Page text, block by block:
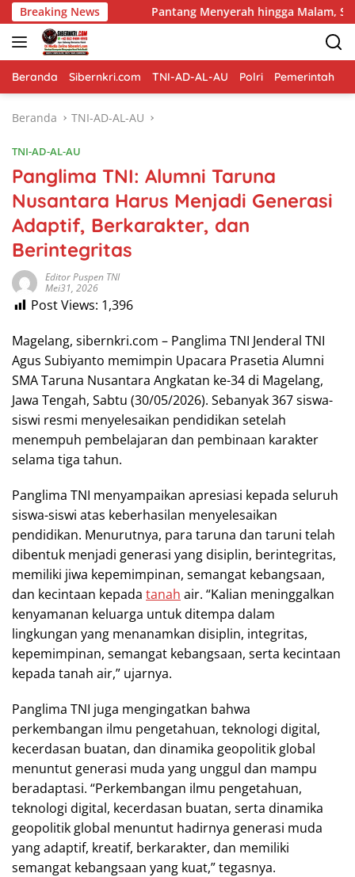
Langsung
ke
konten
Breaking News
Pantang Menyerah hingga Malam, Satgas TMMD Ke-
Beranda Sibernkri.com TNI-AD-AL-AU Polri Pemerintah
Beranda TNI-AD-AL-AU
TNI-AD-AL-AU
Panglima TNI: Alumni Taruna
Nusantara Harus Menjadi Generasi
Adaptif, Berkarakter, dan
Berintegritas
Editor Puspen TNI
Mei31, 2026
Post Views: 1,396
Magelang, sibernkri.com – Panglima TNI Jenderal TNI
Agus Subiyanto memimpin Upacara Prasetia Alumni
SMA Taruna Nusantara Angkatan ke-34 di Magelang,
Jawa Tengah, Sabtu (30/05/2026). Sebanyak 367 siswa-
siswi resmi menyelesaikan pendidikan setelah
menempuh pembelajaran dan pembinaan karakter
selama tiga tahun.
Panglima TNI menyampaikan apresiasi kepada seluruh
siswa-siswi atas keberhasilan menyelesaikan
pendidikan. Menurutnya, para taruna dan taruni telah
dibentuk menjadi generasi yang disiplin, berintegritas,
memiliki jiwa kepemimpinan, semangat kebangsaan,
dan kecintaan kepada tanah air. “Kalian meninggalkan
kenyamanan keluarga untuk ditempa dalam
lingkungan yang menanamkan disiplin, integritas,
kepemimpinan, semangat kebangsaan, serta kecintaan
kepada tanah air,” ujarnya.
Panglima TNI juga mengingatkan bahwa
perkembangan ilmu pengetahuan, teknologi digital,
kecerdasan buatan, dan dinamika geopolitik global
menuntut generasi muda yang unggul dan mampu
beradaptasi. “Perkembangan ilmu pengetahuan,
teknologi digital, kecerdasan buatan, serta dinamika
geopolitik global menuntut hadirnya generasi muda
yang adaptif, kreatif, berkarakter, dan memiliki
semangat kebangsaan yang kuat,” tegasnya.